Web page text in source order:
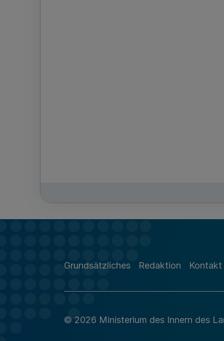
Grundsätzliches Redaktion Kontakt
© 2026 Ministerium des Innern des